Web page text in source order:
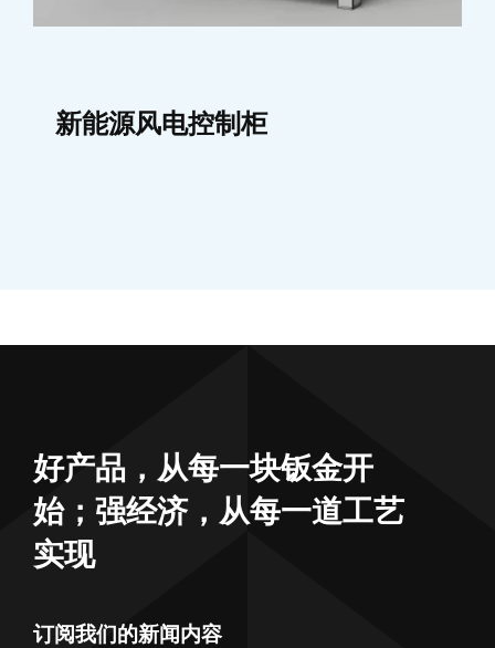
新能源风电控制柜
好产品，从每一块钣金开
始；强经济，从每一道工艺
实现
订阅我们的新闻内容